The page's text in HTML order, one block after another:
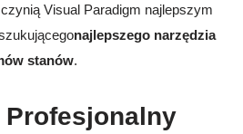
Visual Paradigm najlepszym
najlepszego narzędzia
stanów.
Profesjonalny